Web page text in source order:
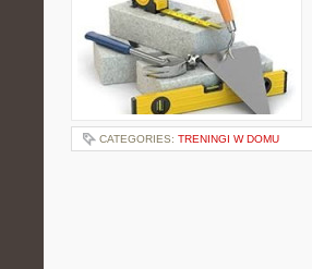
CATEGORIES: TRENINGI W DOMU